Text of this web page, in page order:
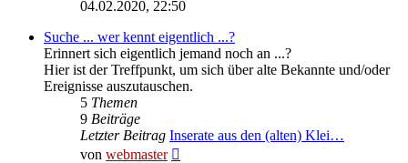
04.02.2020, 22:50
Suche ... wer kennt eigentlich ...?
Erinnert sich eigentlich jemand noch an ...?
Hier ist der Treffpunkt, um sich über alte Bekannte und/oder
Ereignisse auszutauschen.
5 Themen
9 Beiträge
Letzter Beitrag Inserate aus den (alten) Klei…
von webmaster